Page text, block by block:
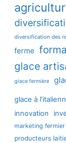
diversification des
ferme
glace
glace fermière
glace à
innovation
marketing fermier
producteurs